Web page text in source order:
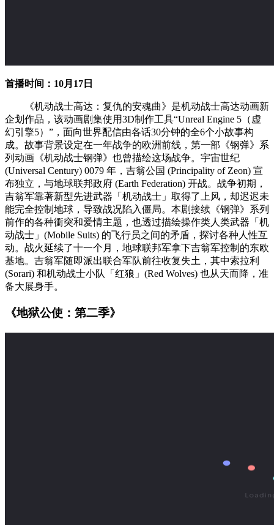
首播时间：10月17日
《机动战士高达：复仇的安魂曲》是机动战士高达动画新
企划作品，该动画剧集使用3D制作工具“Unreal Engine 5（虚
幻引擎5）”，面向世界配信由各话30分钟的全6个小故事构
成。故事背景设定在一年战争的欧洲前线，第一部《钢弹》系
列动画《机动战士钢弹》也曾描绘这场战争。宇宙世纪
(Universal Century) 0079 年，吉翁公国 (Principality of Zeon) 宣
布独立，与地球联邦政府 (Earth Federation) 开战。战争初期，
吉翁军靠著新型先进武器「机动战士」取得了上风，却迟迟未
能完全控制地球，导致战况陷入僵局。本剧接续《钢弹》系列
前作的各种衝突和爱情主题，也透过描绘操作类人类武器「机
动战士」(Mobile Suits) 的飞行员之间的矛盾，探讨各种人性互
动。战火延续了十一个月，地球联邦军拿下吉翁军控制的东欧
基地。吉翁军随即派出联合军队前往收复失土，其中索拉利
(Sorari) 和机动战士小队「红狼」(Red Wolves) 也从天而降，准
备大展身手。
《地狱公使：第二季》